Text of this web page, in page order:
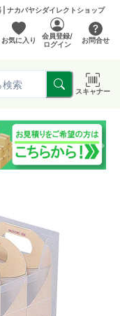
ナカバヤシダイレクトショップ
お気に入り
会員登録/
ログイン
お問合せ
スキャナー